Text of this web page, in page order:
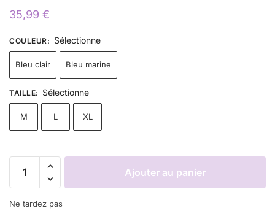
35,99 €
COULEUR: Sélectionne
Bleu clair Bleu marine
TAILLE: Sélectionne
M L XL
Ajouter au panier
Ne tardez pas